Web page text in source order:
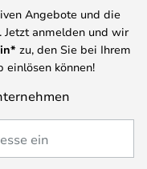
Angebote und die
Jetzt anmelden und wir
zu, den Sie bei Ihrem
einlösen können!